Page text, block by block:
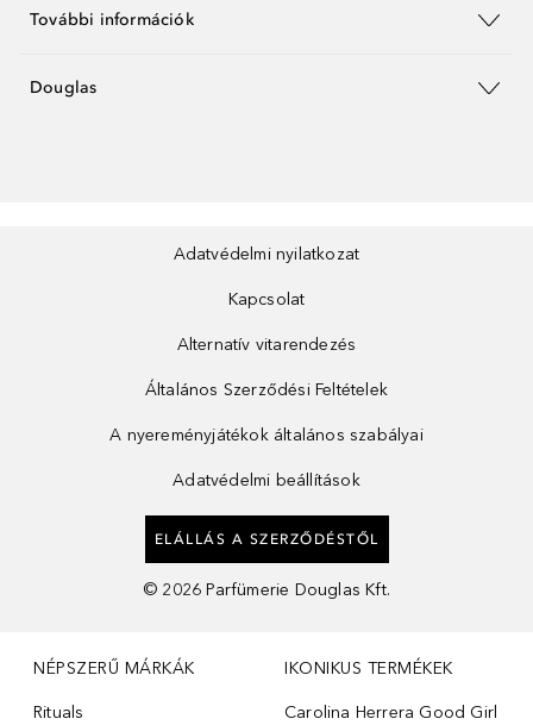
További információk
Douglas
Adatvédelmi nyilatkozat
Kapcsolat
Alternatív vitarendezés
Általános Szerződési Feltételek
A nyereményjátékok általános szabályai
Adatvédelmi beállítások
ELÁLLÁS A SZERZŐDÉSTŐL
© 2026 Parfümerie Douglas Kft.
NÉPSZERŰ MÁRKÁK
Rituals
IKONIKUS TERMÉKEK
Carolina Herrera Good Girl